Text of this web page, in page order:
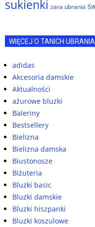
sukienki zara ubrania
WIĘCEJ O TANICH
adidas
Akcesoria damskie
Aktualności
ażurowe bluzki
Baleriny
Bestsellery
Bielizna
Bielizna damska
Biustonosze
Biżuteria
Bluzki basic
Bluzki damskie
Bluzki hiszpanki
Bluzki koszulowe